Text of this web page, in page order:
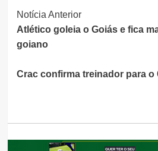
Continue
Lendo
Notícia Anterior
Atlético goleia o Goiás e fica
goiano
Crac confirma treinador para o